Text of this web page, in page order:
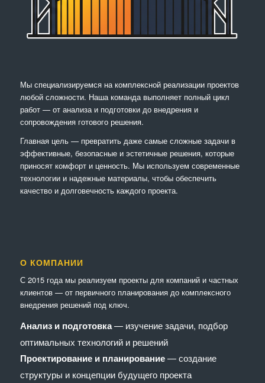
Мы специализируемся на комплексной реализации проектов
любой сложности. Наша команда выполняет полный цикл
работ — от анализа и подготовки до внедрения и
сопровождения готового решения.
Главная цель — превратить даже самые сложные задачи в
эффективные, безопасные и эстетичные решения, которые
приносят комфорт и ценность. Мы используем современные
технологии и надежные материалы, чтобы обеспечить
качество и долговечность каждого проекта.
О КОМПАНИИ
С 2015 года мы реализуем проекты для компаний и частных
клиентов — от первичного планирования до комплексного
внедрения решений под ключ.
Анализ и подготовка— изучение задачи, подбор
оптимальных технологий и решений
Проектирование и планирование— создание
структуры и концепции будущего проекта